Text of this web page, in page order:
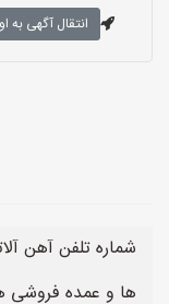
انتقال آگهی به
شماره تلفن آهن
ها و عمده فروشی